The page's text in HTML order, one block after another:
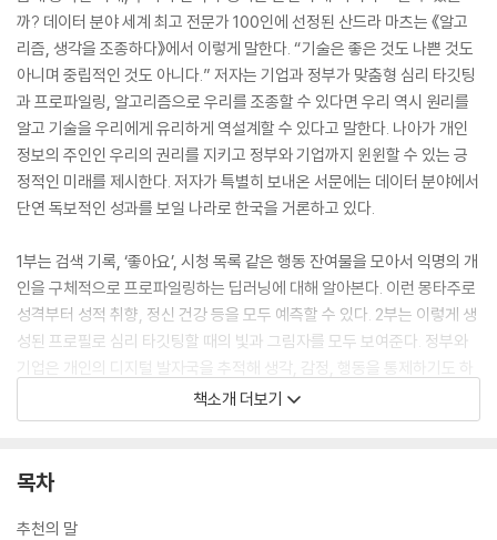
까? 데이터 분야 세계 최고 전문가 100인에 선정된 산드라 마츠는 《알고
리즘, 생각을 조종하다》에서 이렇게 말한다. “기술은 좋은 것도 나쁜 것도
아니며 중립적인 것도 아니다.” 저자는 기업과 정부가 맞춤형 심리 타깃팅
과 프로파일링, 알고리즘으로 우리를 조종할 수 있다면 우리 역시 원리를
알고 기술을 우리에게 유리하게 역설계할 수 있다고 말한다. 나아가 개인
정보의 주인인 우리의 권리를 지키고 정부와 기업까지 윈윈할 수 있는 긍
정적인 미래를 제시한다. 저자가 특별히 보내온 서문에는 데이터 분야에서
단연 독보적인 성과를 보일 나라로 한국을 거론하고 있다.
1부는 검색 기록, ‘좋아요’, 시청 목록 같은 행동 잔여물을 모아서 익명의 개
인을 구체적으로 프로파일링하는 딥러닝에 대해 알아본다. 이런 몽타주로
성격부터 성적 취향, 정신 건강 등을 모두 예측할 수 있다. 2부는 이렇게 생
성된 프로필로 심리 타깃팅할 때의 빛과 그림자를 모두 보여준다. 정부와
기업은 개인의 디지털 발자국을 추적해 생각, 감정, 행동을 통제하기도 하
지만, 우리 역시 저축을 늘리거나 우울증을 치료하고 민주주의를 확산하는
무기로 사용할 수 있다. 3부는 정부와 기업, 시민 모두 이익을 얻는 전략을
즘에 끌려다니지 않고 주도적으로 인생을 살아가고 싶은 이들에게 《알고
책소개 더보기
목차
추천의 말